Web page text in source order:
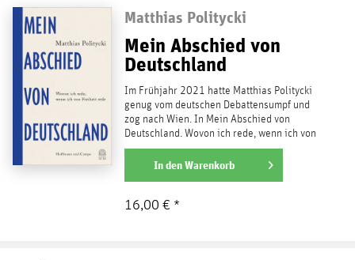
Matthias Politycki
Mein Abschied von
Deutschland
Im Frühjahr 2021 hatte Matthias Politycki
genug vom deutschen Debattensumpf und
zog nach Wien. In Mein Abschied von
Deutschland. Wovon ich rede, wenn ich von
Freiheit rede...
weiterlesen
In denWarenkorb
16,00 € *